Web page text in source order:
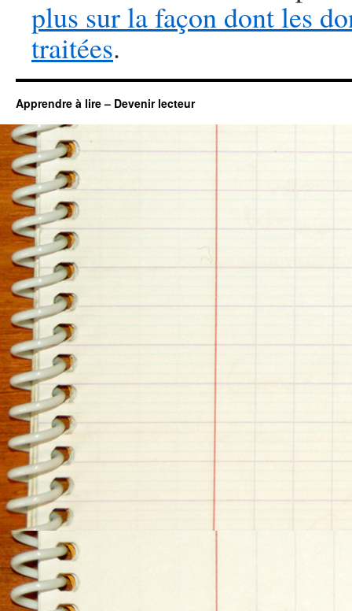
plus sur la façon dont les
traitées.
Apprendre à lire – Devenir lecteur